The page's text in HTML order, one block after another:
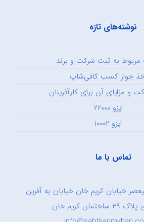
نوشته‌های تازه
مربوط به ثبت شرکت و برند
جواز کسب کافی‌شاپ
و مزایای آن برای کارآفرینان
ایزو ۲۲۰۰۰
ایزو ۱۰۰۰۲
تماس با ما
خیابان کریم خان خیابان به آفرین
کریم خان